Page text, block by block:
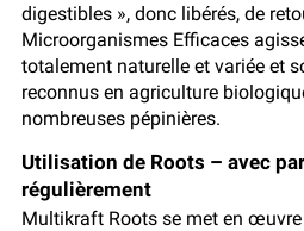
digestibles », donc libérés, de
Microorganismes Efficaces
totalement naturelle et variée et
reconnus en agriculture
nombreuses pépinières.
Utilisation de Roots – avec
régulièrement
Multikraft Roots se met en